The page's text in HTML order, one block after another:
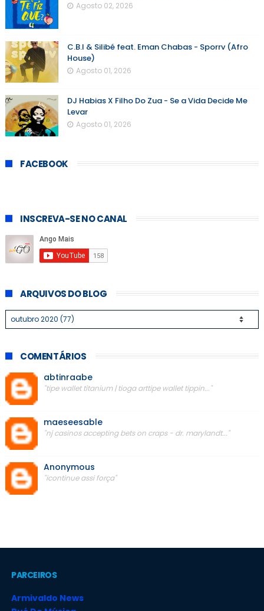
Agosto 02, 2026
C.B.I & Silibé feat. Eman Chabas - Sporrv (Afro
House)
Agosto 01, 2026
DJ Habias X Filho Do Zua - Se a Vida Decide Me
Levar
Agosto 01, 2026
FACEBOOK
INSCREVA-SE NO CANAL
ARQUIVOS DO BLOG
COMENTÁRIOS
abtinraabe
"tipe wallet titanium | tioga arttipe wallet tippin..."
maeseesable
"nj casinos accepting bets on craps - dr. marylandt..."
Anonymous
"icontinue assi força"
PARCEIROS
Armivaldo News